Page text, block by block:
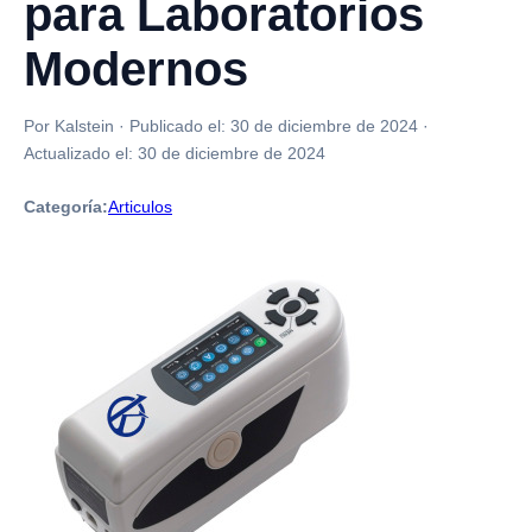
para Laboratorios
Modernos
Por Kalstein · Publicado el: 30 de diciembre de 2024 ·
Actualizado el: 30 de diciembre de 2024
Categoría:Articulos